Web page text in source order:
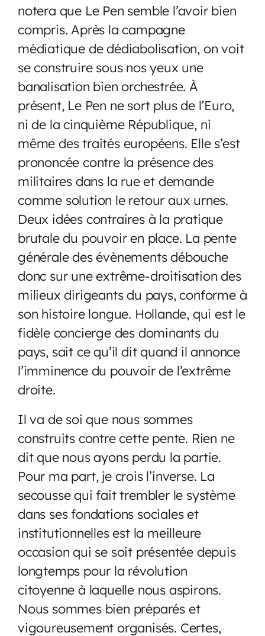
notera que Le Pen semble l’avoir bien
compris. Après la campagne
médiatique de dédiabolisation, on voit
se construire sous nos yeux une
banalisation bien orchestrée. À
présent, Le Pen ne sort plus de l’Euro,
ni de la cinquième République, ni
même des traités européens. Elle s’est
prononcée contre la présence des
militaires dans la rue et demande
comme solution le retour aux urnes.
Deux idées contraires à la pratique
brutale du pouvoir en place. La pente
générale des évènements débouche
donc sur une extrême-droitisation des
milieux dirigeants du pays, conforme à
son histoire longue. Hollande, qui est le
fidèle concierge des dominants du
pays, sait ce qu’il dit quand il annonce
l’imminence du pouvoir de l’extrême
droite.
Il va de soi que nous sommes
construits contre cette pente. Rien ne
dit que nous ayons perdu la partie.
Pour ma part, je crois l’inverse. La
secousse qui fait trembler le système
dans ses fondations sociales et
institutionnelles est la meilleure
occasion qui se soit présentée depuis
longtemps pour la révolution
citoyenne à laquelle nous aspirons.
Nous sommes bien préparés et
vigoureusement organisés. Certes,